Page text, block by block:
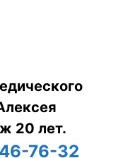
20 лет.
76-32